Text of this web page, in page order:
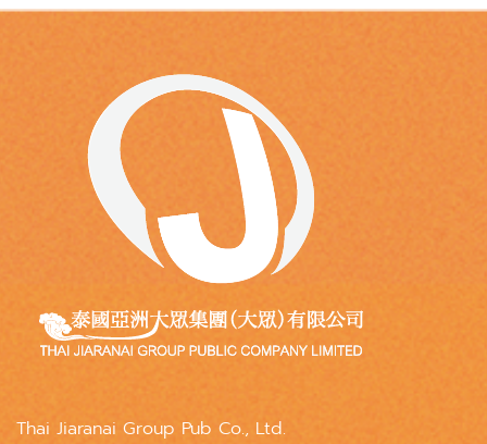
Thai Jiaranai Group Pub Co., Ltd.